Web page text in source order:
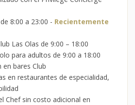
8:00 a 23:00 - Recientemente
Las Olas de 9:00 – 18:00
para adultos de 9:00 a 18:00
en bares Club
en restaurantes de especialidad,
Chef sin costo adicional en